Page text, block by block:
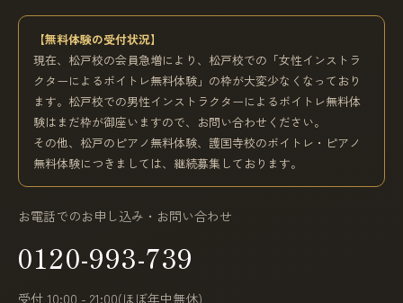
【無料体験の受付状況】
現在、松戸校の会員急増により、松戸校での「女性インストラ
クターによるボイトレ無料体験」の枠が大変少なくなっており
ます。松戸校での男性インストラクターによるボイトレ無料体
験はまだ枠が御座いますので、お問い合わせください。
その他、松戸のピアノ無料体験、護国寺校のボイトレ・ピアノ
無料体験につきましては、継続募集しております。
お電話でのお申し込み・お問い合わせ
0120-993-739
受付 10:00 - 21:00(ほぼ年中無休)